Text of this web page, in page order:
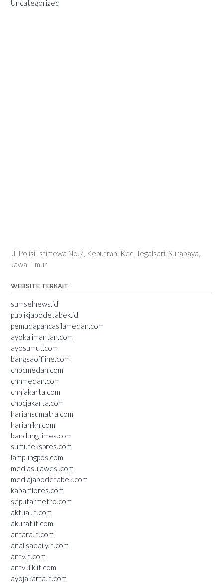
Uncategorized
Jl. Polisi Istimewa No.7, Keputran, Kec. Tegalsari, Surabaya,
Jawa Timur
WEBSITE TERKAIT
sumselnews.id
publikjabodetabek.id
pemudapancasilamedan.com
ayokalimantan.com
ayosumut.com
bangsaoffline.com
cnbcmedan.com
cnnmedan.com
cnnjakarta.com
cnbcjakarta.com
hariansumatra.com
harianikn.com
bandungtimes.com
sumutekspres.com
lampungpos.com
mediasulawesi.com
mediajabodetabek.com
kabarflores.com
seputarmetro.com
aktual.it.com
akurat.it.com
antara.it.com
analisadaily.it.com
antv.it.com
antvklik.it.com
ayojakarta.it.com